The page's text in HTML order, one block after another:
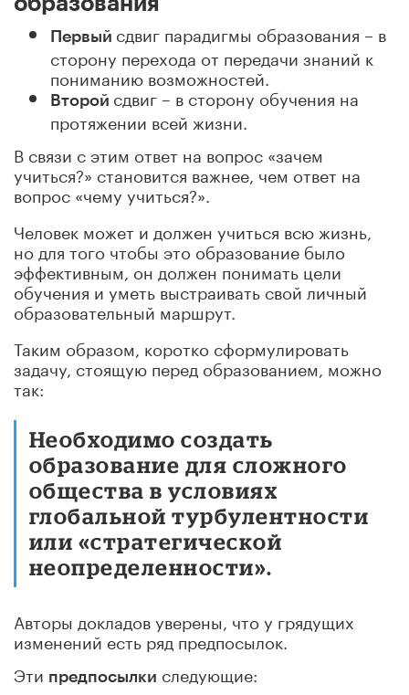
Первый сдвиг парадигмы образования – в
сторону перехода от передачи знаний к
пониманию возможностей.
Второй сдвиг – в сторону обучения на
протяжении всей жизни.
В связи с этим ответ на вопрос «зачем
учиться?» становится важнее, чем ответ на
вопрос «чему учиться?».
Человек может и должен учиться всю жизнь,
но для того чтобы это образование было
эффективным, он должен понимать цели
обучения и уметь выстраивать свой личный
образовательный маршрут.
Таким образом, коротко сформулировать
задачу, стоящую перед образованием, можно
так:
Необходимо создать
образование для сложного
общества в условиях
глобальной турбулентности
или «стратегической
неопределенности».
Авторы докладов уверены, что у грядущих
изменений есть ряд предпосылок.
Эти предпосылки следующие: